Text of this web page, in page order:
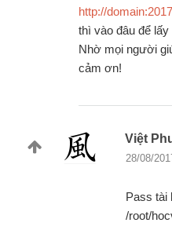
http://
thì vào đâu để lấy
Nhờ mọi người
cảm ơn!
Việt
28/08/
Pass tài
/root/